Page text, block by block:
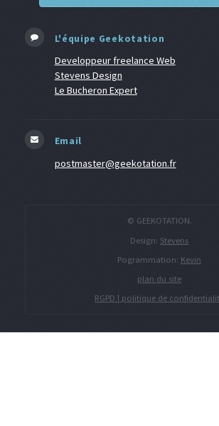
L'équipe Geekotation
Developpeur freelance Web
Stevens Design
Le Bucheron Expert
Email
postmaster@geekotation.fr
© GEEKOTATION.
Design: Stevens
Pogrammation: Kevin
plan du site
RGPD | politique de